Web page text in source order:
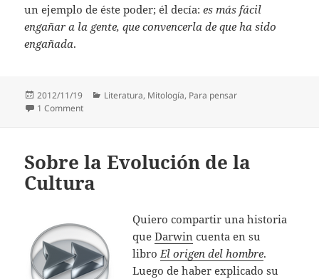
un ejemplo de éste poder; él decía:es más fácil
engañar a la gente, que convencerla de que ha sido
engañada.
Posted
on
2012/11/19 Categories
Literatura, Mitología, Para pensar
1 Commenton El poder de las palabras
Sobre la Evolución de la
Cultura
Quiero compartir una historia
queDarwin cuenta en su
libroEl origen del hombre.
Luego de haber explicado su